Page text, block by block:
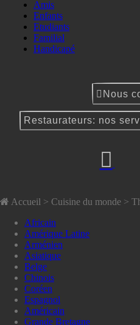
Amis
Enfants
Etudiants
Familial
Handicapé
Nous
Restaurateurs:
Accueil > Cuisine du monde >
Africain
Amérique Latine
Arménien
Asiatique
Belge
Chinois
Coréen
Espagnol
Américain
Grande Bretagne